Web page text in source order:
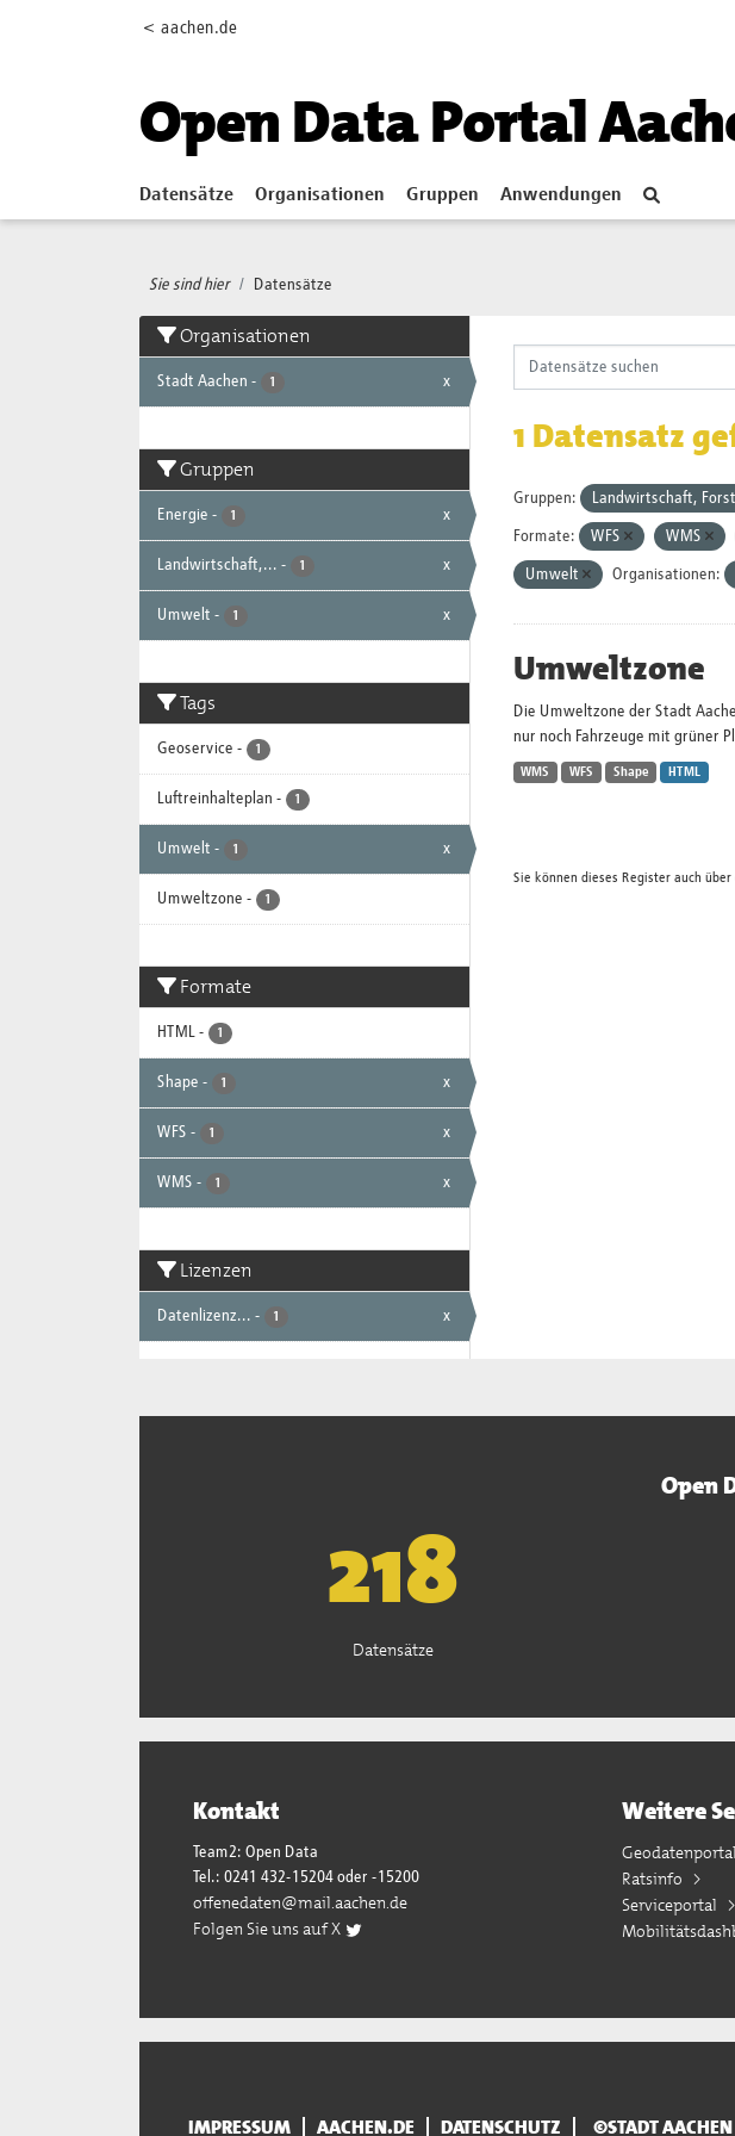
< aachen.de
Open Data Portal
Datensätze Organisationen Gruppen Anwendungen
Sie sind hier Datensätze
Organisationen
Stadt Aachen - 1 x
Gruppen
Energie - 1 x
Landwirtschaft,... - 1 x
Umwelt - 1 x
Tags
Geoservice - 1
Luftreinhalteplan - 1
Umwelt - 1 x
Umweltzone - 1
Formate
HTML - 1
Shape - 1 x
WFS - 1 x
WMS - 1 x
Lizenzen
Datenlizenz... - 1 x
1 Datensatz
Gruppen: Landwirtschaft,
Formate: WFS WMS
Umwelt Organisationen:
Umweltzone
Die Umweltzone der Stadt
nur noch Fahrzeuge mit grüner
WMS WFS Shape HTML
Sie können dieses Register auch über
Open
221
Datensätze
Kontakt
Team2: Open Data
Tel.: 0241 432-15204 oder -15200
offenedaten@mail.aachen.de
Folgen Sie uns auf X
Weitere
Geodatenportal
Ratsinfo
Serviceportal
IMPRESSUM AACHEN.DE DATENSCHUTZ ©STADT AACHEN